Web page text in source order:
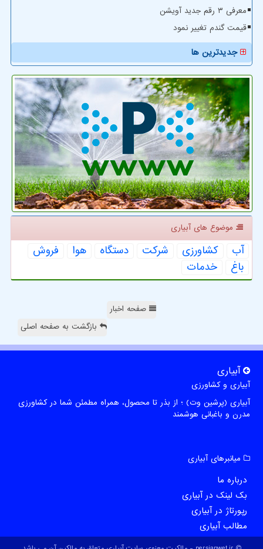
معرفی ۳ رقم جدید آویشن
قیمت گندم تغییر نمود
جدیدترین ها
موضوع های آبیاری
آب كشاورزی شركت دستگاه هوا
فروش
باغ
خدمات
صفحه اخبار
بازگشت به صفحه اصلی
آبیاری
آبیاری و کشاورزی
آبیاری (پرشین وت) ؛ از بذر تا محصول، همراه مطمئن شما در کشاورزی
مدرن و باغبانی هوشمند
میانبرهای آبیاری
درباره ما
بک لینک در آبیاری
رپورتاژ در آبیاری
مطالب آبیاری